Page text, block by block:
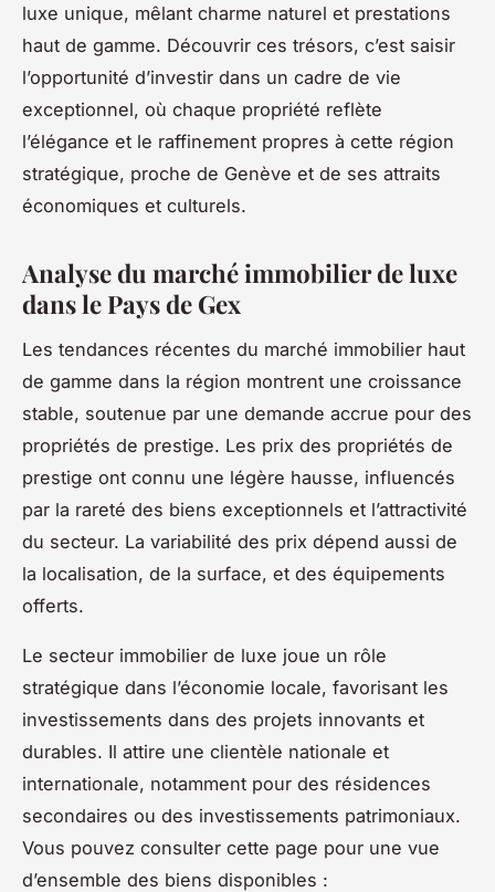
luxe unique, mêlant charme naturel et prestations
haut de gamme. Découvrir ces trésors, c’est saisir
l’opportunité d’investir dans un cadre de vie
exceptionnel, où chaque propriété reflète
l’élégance et le raffinement propres à cette région
stratégique, proche de Genève et de ses attraits
économiques et culturels.
Analyse du marché immobilier de luxe
dans le Pays de Gex
Les tendances récentes du marché immobilier haut
de gamme dans la région montrent une croissance
stable, soutenue par une demande accrue pour des
propriétés de prestige. Les prix des propriétés de
prestige ont connu une légère hausse, influencés
par la rareté des biens exceptionnels et l’attractivité
du secteur. La variabilité des prix dépend aussi de
la localisation, de la surface, et des équipements
offerts.
Le secteur immobilier de luxe joue un rôle
stratégique dans l’économie locale, favorisant les
investissements dans des projets innovants et
durables. Il attire une clientèle nationale et
internationale, notamment pour des résidences
secondaires ou des investissements patrimoniaux.
Vous pouvez consulter cette page pour une vue
d’ensemble des biens disponibles :